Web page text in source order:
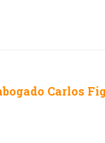
Carlos